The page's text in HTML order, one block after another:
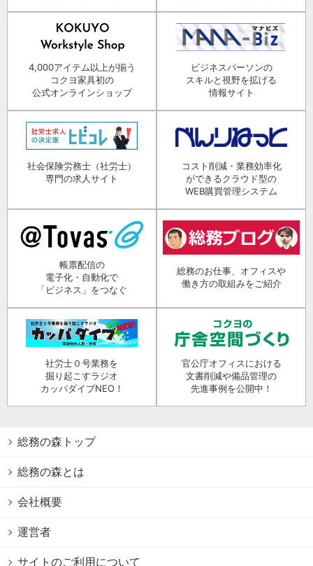
4,000アイテム以上が揃う
コクヨ家具初の
公式オンラインショップ
ビジネスパーソンの
スキルと視野を拡げる
情報サイト
社会保険労務士（社労士）
専門の求人サイト
コスト削減・業務効率化
ができるクラウド型の
WEB購買管理システム
帳票配信の
電子化・自動化で
「ビジネス」をつなぐ
総務のお仕事、オフィスや
働き方の取組みをご紹介
社労士０号業務を
掘り起こすラジオ
カッパダイブNEO！
官公庁オフィスにおける
文書削減や備品管理の
先進事例を公開中！
総務の森トップ
総務の森とは
会社概要
運営者
サイトのご利用について